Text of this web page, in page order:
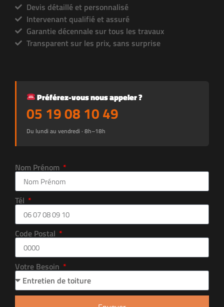
Devis détaillé et personnalisé
Intervenant qualifié et assuré
Garantie décennale sur tous les travaux
Transparent sur les prix, sans surprise
Préférez-vous nous appeler ?
05 19 08 10 49
Du lundi au vendredi · 8h–18h
Nom Prénom
Tél
Code Postal
Votre Besoin